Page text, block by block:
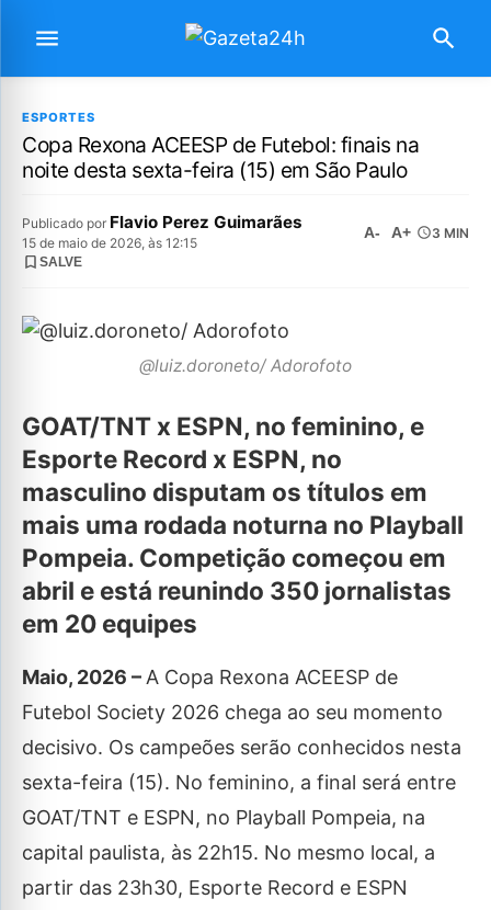
ESPORTES
Copa Rexona ACEESP de Futebol: finais na
noite desta sexta-feira (15) em São Paulo
Publicado por Flavio Perez Guimarães
15 de maio de 2026, às 12:15
A- A+ 3 MIN
SALVE
@luiz.doroneto/ Adorofoto
GOAT/TNT x ESPN, no feminino, e
Esporte Record x ESPN, no
masculino disputam os títulos em
mais uma rodada noturna no Playball
Pompeia. Competição começou em
abril e está reunindo 350 jornalistas
em 20 equipes
Maio, 2026 –A Copa Rexona ACEESP de
Futebol Society 2026 chega ao seu momento
decisivo. Os campeões serão conhecidos nesta
sexta-feira (15). No feminino, a final será entre
GOAT/TNT e ESPN, no Playball Pompeia, na
capital paulista, às 22h15. No mesmo local, a
partir das 23h30, Esporte Record e ESPN